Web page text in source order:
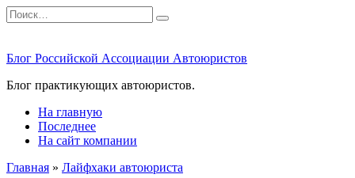
Перейти
к
Search
for:
Блог Российской Ассоциации Автоюристов
Блог практикующих автоюристов.
На главную
Последнее
На сайт компании
Главная » Лайфхаки автоюриста